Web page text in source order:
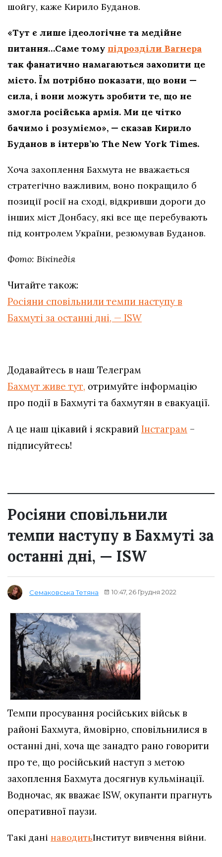
шойгу, каже Кирило Буданов.
«Тут є лише ідеологічне та медійне
питання…Саме тому підрозділи Вагнера
так фанатично намагаються захопити це
місто. Їм потрібно показати, що вони —
сила, і вони можуть зробити те, що не
змогла російська армія. Ми це чітко
бачимо і розуміємо», — сказав Кирило
Буданов в інтерв’ю The New York Times.
Хоча захоплення Бахмута не вважається
стратегічно важливим, воно покращило б
позиції росії на сході, відкривши дороги до
інших міст Донбасу, які все ще перебувають
під контролем України, резюмував Буданов.
Фото: Вікіпедія
Читайте також:
Росіяни сповільнили темпи наступу в
Бахмуті за останні дні, — ISW
Додавайтесь в наш Телеграм
Бахмут живе тут, отримуйте інформацію
про події в Бахмуті та бахмутян в евакуації.
А це наш цікавий і яскравий Інстаграм –
підписуйтесь!
Росіяни сповільнили
темпи наступу в Бахмуті за
останні дні, — ISW
Семаковська Тетяна 10:47, 26 Грудня 2022
Темпи просування російських військ в
районі Бахмута, ймовірно, сповільнилися в
останні дні, хоча ще занадто рано говорити
про те, що російський наступ з метою
захоплення Бахмута досягнув кульмінації.
Водночас, як вважає ISW, окупанти прагнуть
оперативної паузи.
Такі дані наводитьІнститут вивчення війни.